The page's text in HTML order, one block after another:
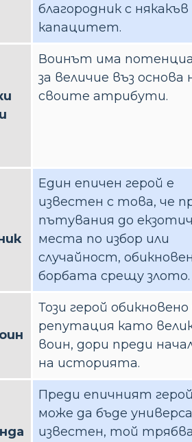
благородник с някакъв
капацитет.
Воинът има
за величие въз основа
своите атрибути.
Един епичен герой е
известен с това, че
пътувания до
места по избор или
случайност,
борбата срещу злото.
Този герой
репутация като
воин, дори преди
на историята.
Преди епичният
може да бъде
известен, той трябва